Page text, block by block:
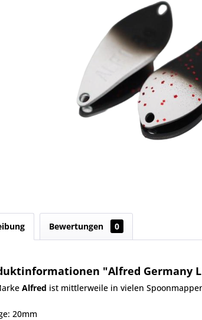
Bewertungen 0
"Alfred Germany
Alfred ist mittlerweile in vielen
20mm